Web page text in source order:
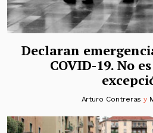
Declaran
COVID-19. No
Arturo Contreras y